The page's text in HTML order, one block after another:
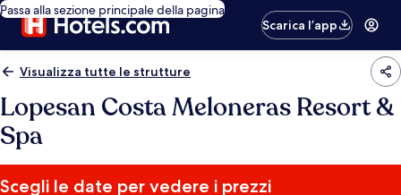
Passa alla sezione principale della pagina
Scarica l’app
Visualizza tutte le strutture
Lopesan Costa Meloneras Resort &
Spa
Scegli le date per vedere i prezzi